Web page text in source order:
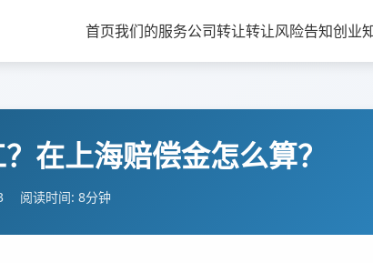
首页我们的服务公司转让转让风险告知创业
在上海赔偿金怎么算？
阅读时间: 8分钟